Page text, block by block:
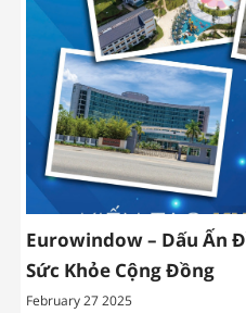
Eurowindow – Dấu Ấn
Sức Khỏe Cộng Đồng
February 27 2025